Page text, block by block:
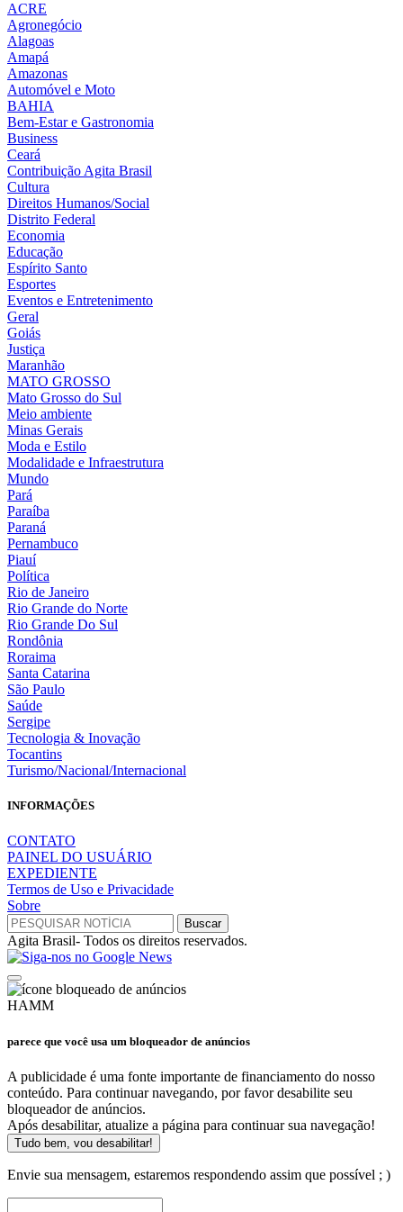
ACRE
Agronegócio
Alagoas
Amapá
Amazonas
Automóvel e Moto
BAHIA
Bem-Estar e Gastronomia
Business
Ceará
Contribuição Agita Brasil
Cultura
Direitos Humanos/Social
Distrito Federal
Economia
Educação
Espírito Santo
Esportes
Eventos e Entretenimento
Geral
Goiás
Justiça
Maranhão
MATO GROSSO
Mato Grosso do Sul
Meio ambiente
Minas Gerais
Moda e Estilo
Modalidade e Infraestrutura
Mundo
Pará
Paraíba
Paraná
Pernambuco
Piauí
Política
Rio de Janeiro
Rio Grande do Norte
Rio Grande Do Sul
Rondônia
Roraima
Santa Catarina
São Paulo
Saúde
Sergipe
Tecnologia & Inovação
Tocantins
Turismo/Nacional/Internacional
INFORMAÇÕES
CONTATO
PAINEL DO USUÁRIO
EXPEDIENTE
Termos de Uso e Privacidade
Sobre
Agita Brasil- Todos os direitos reservados.
HAMM
parece que você usa um bloqueador de anúncios
A publicidade é uma fonte importante de financiamento do nosso
conteúdo. Para continuar navegando, por favor desabilite seu
bloqueador de anúncios.
Após desabilitar, atualize a página para continuar sua navegação!
Tudo bem, vou desabilitar!
Envie sua mensagem, estaremos respondendo assim que possível ; )